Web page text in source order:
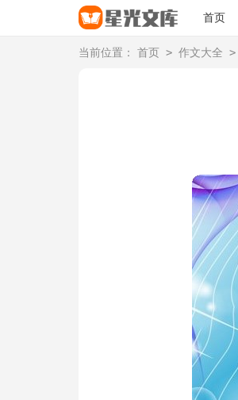
首页
当前位置： 首页 > 作文大全 >